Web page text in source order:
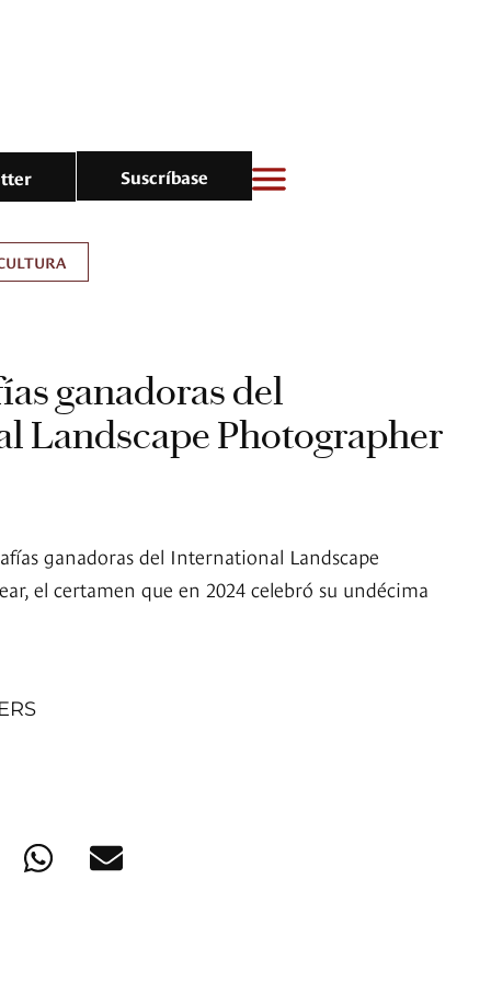
Suscríbase
ganadoras del
Landscape Photographer
ganadoras del International Landscape
el certamen que en 2024 celebró su undécima